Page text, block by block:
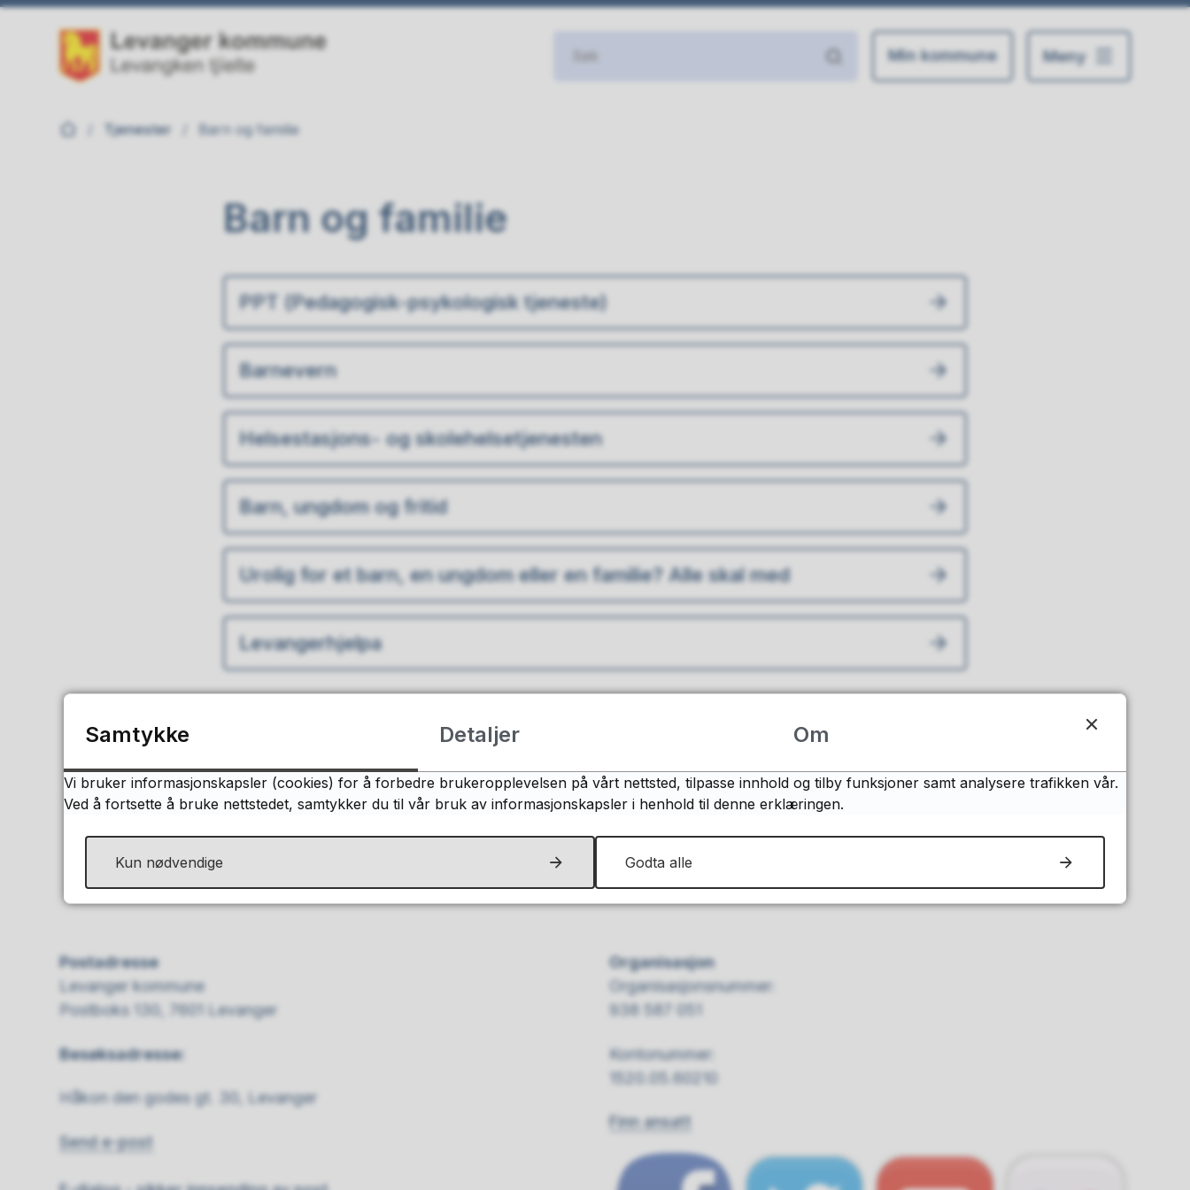
Min kommune Meny
Du er her:Tjenester Barn og familie
Barn og familie
PPT (Pedagogisk-psykologisk tjeneste)
Barnevern
Helsestasjons- og skolehelsetjenesten
Barn, ungdom og fritid
Urolig for et barn, en ungdom eller en familie? Alle skal med
Levangerhjelpa
Fant du det du lette etter?
Ja Nei
Postadresse
Levanger kommune
Postboks 130, 7601 Levanger
Besøksadresse:
Håkon den godes gt. 30, Levanger
Send e-post
Organisasjon
Organisasjonsnummer:
938 587 051
Kontonummer:
1520.05.60210
Finn ansatt
Samtykke Detaljer Om
Vi bruker informasjonskapsler (cookies) for å forbedre brukeropplevelsen på vårt nettsted, tilpasse innhold og tilby funksjoner samt analysere trafikken vår.
Ved å fortsette å bruke nettstedet, samtykker du til vår bruk av informasjonskapsler i henhold til denne erklæringen.
Kun nødvendige Godta alle